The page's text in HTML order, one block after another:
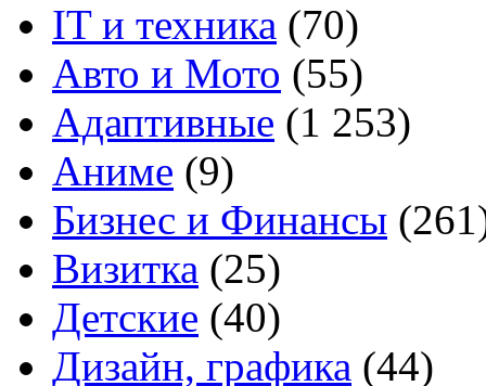
IT и техника (70)
Авто и Мото (55)
Адаптивные (1 253)
Аниме (9)
Бизнес и Финансы
Визитка (25)
Детские (40)
Дизайн, графика (44)